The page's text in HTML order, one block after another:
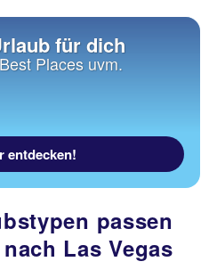
für dich
Places uvm.
entdecken!
passen
Las Vegas